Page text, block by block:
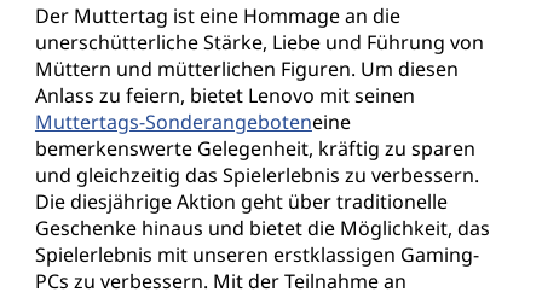
Der Muttertag ist eine Hommage an die
unerschütterliche Stärke, Liebe und Führung von
Müttern und mütterlichen Figuren. Um diesen
Anlass zu feiern, bietet Lenovo mit seinen
Muttertags-Sonderangeboteneine
bemerkenswerte Gelegenheit, kräftig zu sparen
und gleichzeitig das Spielerlebnis zu verbessern.
Die diesjährige Aktion geht über traditionelle
Geschenke hinaus und bietet die Möglichkeit, das
Spielerlebnis mit unseren erstklassigen Gaming-
PCs zu verbessern. Mit der Teilnahme an